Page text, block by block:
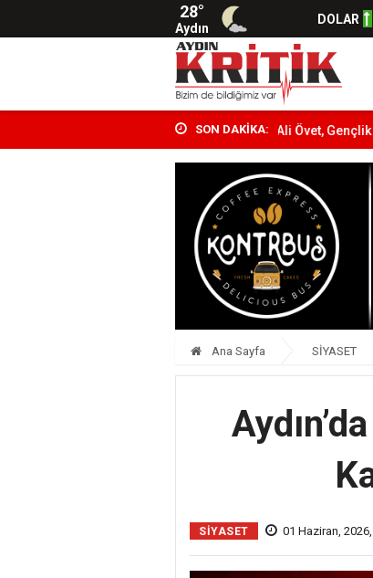
28°
Aydın
DOLAR
SON DAKİKA:
CHP’li Ali Övet, Gençlik Kolları Genel
Ana Sayfa SİYASET
SİYASET 01 Haziran,